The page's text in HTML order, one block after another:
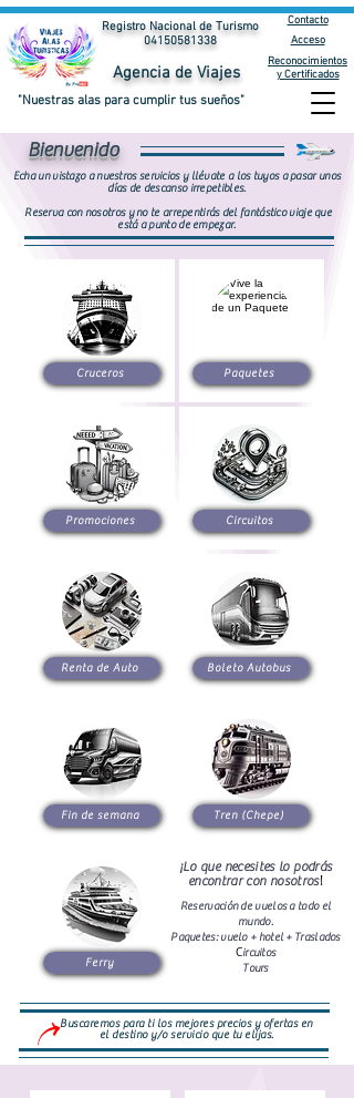
Agencia de Viajes
"Nuestras alas para cumplir tus sueños"
Registro Nacional de Turismo
04150581338
Contacto
Acceso
Reconocimientos
y Certificados
Bienvenido
Echa un vistazo a nuestros servicios y llévate a los tuyos a pasar unos
días de descanso irrepetibles.
Reserva con nosotros y no te arrepentirás del fantástico viaje que
está a punto de empezar.
Cruceros
Promociones
Renta de Auto
Fin de semana
Ferry
Paquetes
Circuitos
Boleto Autobus
Tren (Chepe)
¡Lo que necesites lo podrás
encontrar con nosotros!
Reservación de vuelos a todo el
mundo.
Paquetes: vuelo + hotel + Traslados
Circuitos
Tours
Buscaremos para ti los mejores precios y ofertas en
el destino y/o servicio que tu elijas.